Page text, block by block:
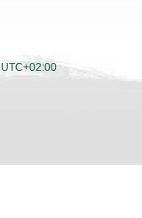
UTC+02:00